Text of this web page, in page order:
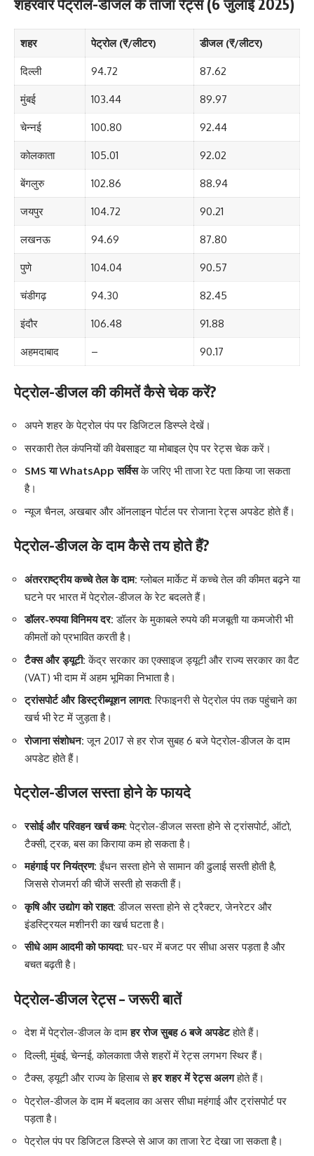
शहर पेट्रोल (₹/लीटर) डीजल (₹/लीटर)
दिल्ली 94.72 87.62
मुंबई 103.44 89.97
चेन्नई 100.80 92.44
कोलकाता 105.01 92.02
बेंगलुरु 102.86 88.94
जयपुर 104.72 90.21
लखनऊ 94.69 87.80
पुणे 104.04 90.57
चंडीगढ़ 94.30 82.45
इंदौर 106.48 91.88
अहमदाबाद – 90.17
पेट्रोल-डीजल की कीमतें कैसे चेक करें?
अपने शहर के पेट्रोल पंप पर डिजिटल डिस्प्ले देखें।
सरकारी तेल कंपनियों की वेबसाइट या मोबाइल ऐप पर रेट्स चेक करें।
SMS या WhatsApp सर्विसके जरिए भी ताजा रेट पता किया जा सकता
है।
न्यूज चैनल, अखबार और ऑनलाइन पोर्टल पर रोजाना रेट्स अपडेट होते हैं।
पेट्रोल-डीजल के दाम कैसे तय होते हैं?
अंतरराष्ट्रीय कच्चे तेल के दाम:ग्लोबल मार्केट में कच्चे तेल की कीमत बढ़ने या
घटने पर भारत में पेट्रोल-डीजल के रेट बदलते हैं।
डॉलर-रुपया विनिमय दर: डॉलर के मुकाबले रुपये की मजबूती या कमजोरी भी
कीमतों को प्रभावित करती है।
टैक्स और ड्यूटी:केंद्र सरकार का एक्साइज ड्यूटी और राज्य सरकार का वैट
(VAT) भी दाम में अहम भूमिका निभाता है।
ट्रांसपोर्ट और डिस्ट्रीब्यूशन लागत: रिफाइनरी से पेट्रोल पंप तक पहुंचाने का
खर्च भी रेट में जुड़ता है।
रोजाना संशोधन:जून 2017 से हर रोज सुबह 6 बजे पेट्रोल-डीजल के दाम
अपडेट होते हैं।
पेट्रोल-डीजल सस्ता होने के फायदे
रसोई और परिवहन खर्च कम: पेट्रोल-डीजल सस्ता होने से ट्रांसपोर्ट, ऑटो,
टैक्सी, ट्रक, बस का किराया कम हो सकता है।
महंगाई पर नियंत्रण:ईंधन सस्ता होने से सामान की ढुलाई सस्ती होती है,
जिससे रोजमर्रा की चीजें सस्ती हो सकती हैं।
कृषि और उद्योग को राहत:डीजल सस्ता होने से ट्रैक्टर, जेनरेटर और
इंडस्ट्रियल मशीनरी का खर्च घटता है।
सीधे आम आदमी को फायदा: घर-घर में बजट पर सीधा असर पड़ता है और
बचत बढ़ती है।
पेट्रोल-डीजल रेट्स – जरूरी बातें
देश में पेट्रोल-डीजल के दामहर रोज सुबह 6 बजे अपडेटहोते हैं।
दिल्ली, मुंबई, चेन्नई, कोलकाता जैसे शहरों में रेट्स लगभग स्थिर हैं।
टैक्स, ड्यूटी और राज्य के हिसाब सेहर शहर में रेट्स अलगहोते हैं।
पेट्रोल-डीजल के दाम में बदलाव का असर सीधा महंगाई और ट्रांसपोर्ट पर
पड़ता है।
पेट्रोल पंप पर डिजिटल डिस्प्ले से आज का ताजा रेट देखा जा सकता है।